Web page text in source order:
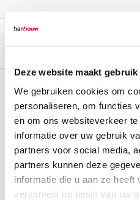
Deze website maakt
We gebruiken cookies om
personaliseren, om functies
en om ons websiteverkeer
informatie over uw gebruik
partners voor social media,
partners kunnen deze
informatie die u aan ze
verzameld op basis van uw
ONZE
Algemene voorwaarden